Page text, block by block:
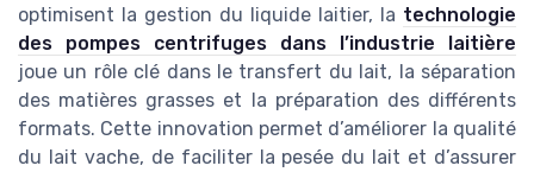
optimisent la gestion du liquide laitier, la technologie
des pompes centrifuges dans l’industrie laitière
joue un rôle clé dans le transfert du lait, la séparation
des matières grasses et la préparation des différents
formats. Cette innovation permet d’améliorer la qualité
du lait vache, de faciliter la pesée du lait et d’assurer